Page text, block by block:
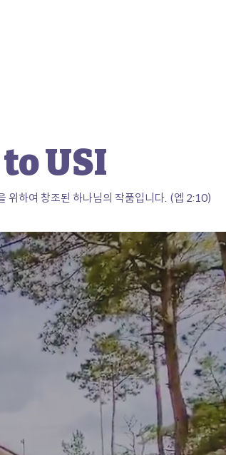
USI
위하여 창조된 하나님의 작품입니다. (엡 2:10)